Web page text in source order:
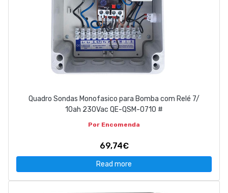
Quadro Sondas Monofasico para Bomba com Relé 7/
10ah 230Vac QE-QSM-0710 #
Por Encomenda
69,74€
Read more